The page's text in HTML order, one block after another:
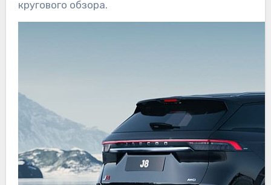
кругового обзора.